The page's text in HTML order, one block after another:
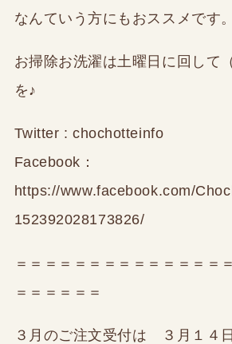
なんていう方にもおススメです。
お掃除お洗濯は土曜日に回して
を♪
Twitter : chochotteinfo
Facebook：
https://www.facebook.com/
152392028173826/
＝＝＝＝＝＝＝＝＝＝＝＝＝＝
＝＝＝＝＝＝
３月のご注文受付は ３月１４